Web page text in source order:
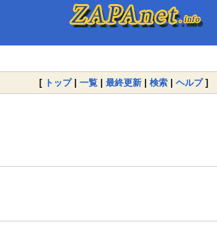
[ トップ| 一覧 | 最終更新 | 検索 | ヘルプ]